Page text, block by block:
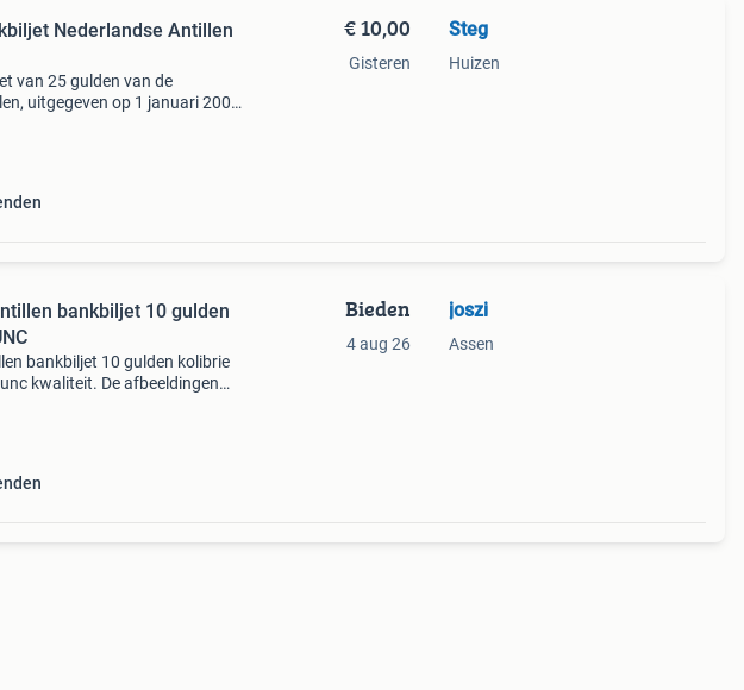
Nederlandse Antillen
van 25 gulden van de
uitgegeven op 1 januari 2008.
€ 10,00
Gisteren
Steg
Huizen
bankbiljet 10 gulden
bankbiljet 10 gulden kolibrie
kwaliteit. De afbeeldingen
Bieden
4 aug 26
joszi
Assen